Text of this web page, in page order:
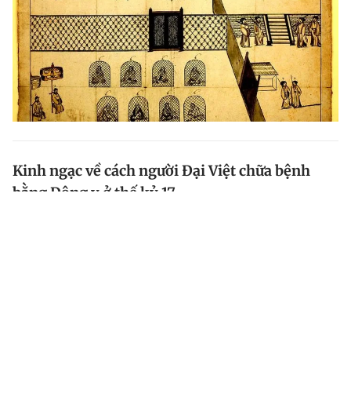
Kinh ngạc về cách người Đại Việt chữa bệnh
bằng Đông y ở thế kỷ 17